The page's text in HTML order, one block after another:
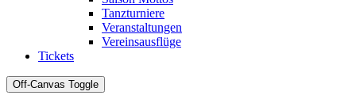
Tanzturniere
Veranstaltungen
Vereinsausflüge
Tickets
Off-Canvas Toggle